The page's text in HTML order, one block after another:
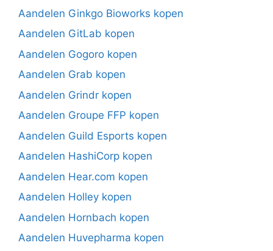
Aandelen Ginkgo Bioworks kopen
Aandelen GitLab kopen
Aandelen Gogoro kopen
Aandelen Grab kopen
Aandelen Grindr kopen
Aandelen Groupe FFP kopen
Aandelen Guild Esports kopen
Aandelen HashiCorp kopen
Aandelen Hear.com kopen
Aandelen Holley kopen
Aandelen Hornbach kopen
Aandelen Huvepharma kopen